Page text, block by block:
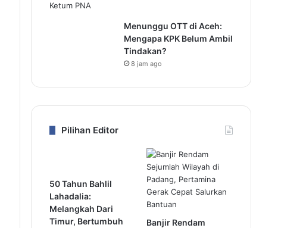
Menunggu OTT di Aceh:
Mengapa KPK Belum Ambil
Tindakan?
8 jam ago
Pilihan Editor
50 Tahun Bahlil
Lahadalia:
Melangkah Dari
Timur, Bertumbuh
Banjir Rendam